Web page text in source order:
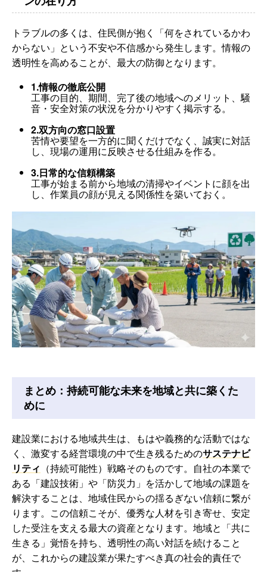
トラブルの多くは、住民側が抱く「何をされているかわ
からない」という不安や不信感から発生します。情報の
透明性を高めることが、最大の防御となります。
1.情報の徹底公開
工事の目的、期間、完了後の地域へのメリット、騒
音・安全対策の状況を分かりやすく掲示する。
2.双方向の窓口設置
苦情や要望を一方的に聞くだけでなく、誠実に対話
し、現場の運用に反映させる仕組みを作る。
3.日常的な信頼構築
工事が始まる前から地域の清掃やイベントに顔を出
し、作業員の顔が見える関係性を築いておく。
まとめ：持続可能な未来を地域と共に築くた
めに
建設業における地域共生は、もはや義務的な活動ではな
く、激変する経営環境の中で生き残るためのサステナビ
リティ （持続可能性）戦略そのものです。自社の本業で
ある「建設技術」や「防災力」を活かして地域の課題を
解決することは、地域住民からの揺るぎない信頼に繋が
ります。この信頼こそが、優秀な人材を引き寄せ、安定
した受注を支える最大の資産となります。地域と「共に
生きる」覚悟を持ち、透明性の高い対話を続けること
が、これからの建設業が果たすべき真の社会的責任で